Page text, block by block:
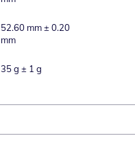
52.60 mm ± 0.20
mm
35 g ± 1 g